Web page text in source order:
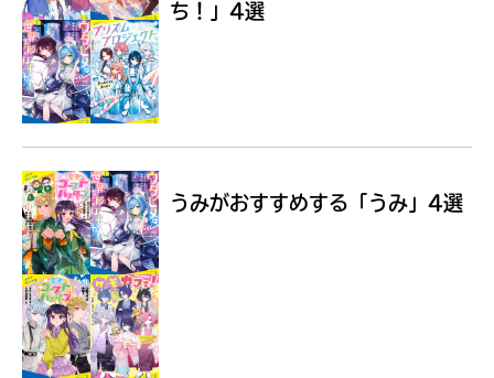
ち！」4選
うみがおすすめする 「うみ」4選
容